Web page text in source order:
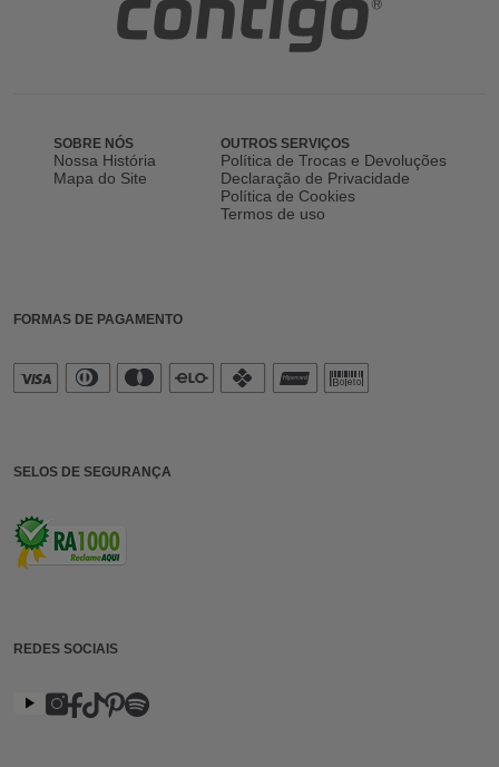
SOBRE NÓS
Nossa História
Mapa do Site
OUTROS SERVIÇOS
Política de Trocas e Devoluções
Declaração de Privacidade
Política de Cookies
Termos de uso
FORMAS DE PAGAMENTO
SELOS DE SEGURANÇA
REDES SOCIAIS